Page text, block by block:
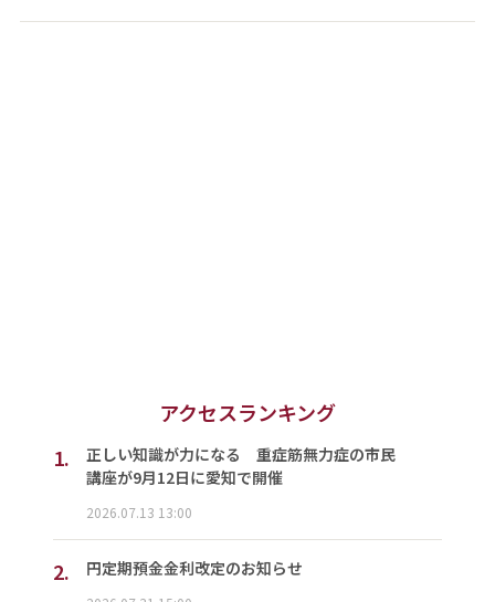
アクセスランキング
1.
正しい知識が力になる 重症筋無力症の市民
講座が9月12日に愛知で開催
2026.07.13 13:00
2. 円定期預金金利改定のお知らせ